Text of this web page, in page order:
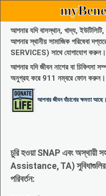
আপনার যদি বাসস্থান, খাদ্য,
আপনার স্থানীয় সামাজিক পরিষেবা
SERVICES) সাথে যোগাযোগ করুন।
আপনার যদি জীবন নাশের বা চিকিৎসা
অনুগ্রহ করে 911 নম্বরে ফোন করুন।
আপনার জীবন বাঁচানোর ক্ষমতা
চুরি হওয়া SNAP এবং
Assistance, TA) সুবিধাগুলির
পরিবর্তন: